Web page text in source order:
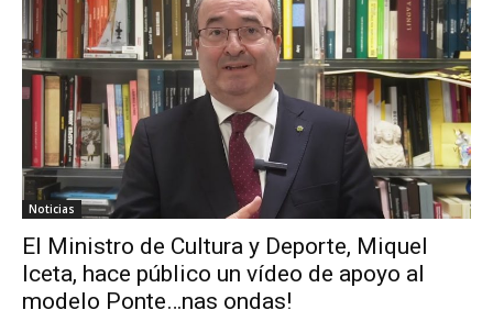
Noticias
El Ministro de Cultura y Deporte, Miquel
Iceta, hace público un vídeo de apoyo al
modelo Ponte…nas ondas!